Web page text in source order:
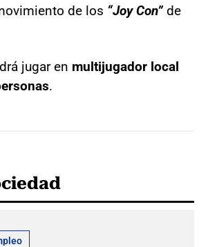
de los “Joy Con” de
jugar en multijugador local
.